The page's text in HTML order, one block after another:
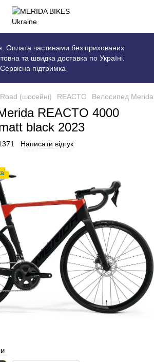
Оплата частинами без прихованих
та швидка доставка по Україні.
Сервісна підтримка
Road (шосейні) REACTO Велосипед
REACTO 4000
black 2023
Написати відгук